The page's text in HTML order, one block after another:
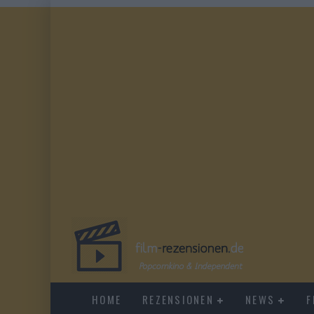
HOME REZENSIONEN NEWS